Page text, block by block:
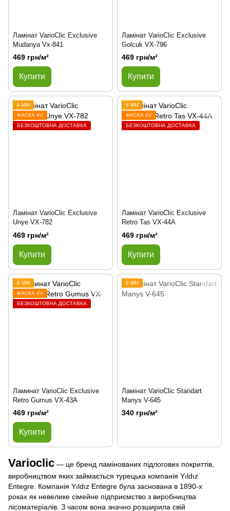
Ламінат VarioClic Exclusive
Mudanya Vx-841
469 грн/м²
Купити
Ламінат VarioClic Exclusive
Golcuk VX-796
469 грн/м²
Купити
8 ММ
ФАСКА 4V
БЕЗКОШТОВНА ДОСТАВКА
Ламінат VarioClic Exclusive
Unye VX-782
469 грн/м²
Купити
8 ММ
ФАСКА 4V
БЕЗКОШТОВНА ДОСТАВКА
Ламінат VarioClic Exclusive
Retro Tas VX-44A
469 грн/м²
Купити
8 ММ
ФАСКА 4V
БЕЗКОШТОВНА ДОСТАВКА
Ламинат VarioClic Exclusive
Retro Gumus VX-43A
469 грн/м²
Купити
8 ММ
Ламінат VarioClic Standart
Manys V-645
340 грн/м²
Varioclic — це бренд ламінованих підлогових покриттів,
виробництвом яких займається турецька компанія Yıldız
Entegre. Компанія Yıldız Entegre була заснована в 1890-х
роках як невелике сімейне підприємство з виробництва
лісоматеріалів. З часом вона значно розширила свій